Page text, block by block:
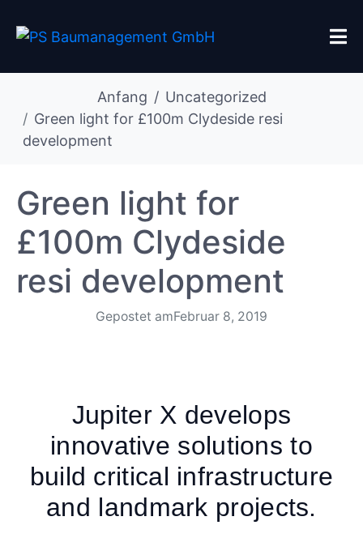
Anfang
Uncategorized
Green light for £100m Clydeside resi
development
Green light for
£100m Clydeside
resi development
Gepostet amFebruar 8, 2019
Jupiter X develops
innovative solutions to
build critical infrastructure
and landmark projects.